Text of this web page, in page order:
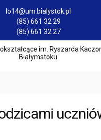
lo14@um.bialystok.pl
(85) 661 32 29
(85) 661 32 27